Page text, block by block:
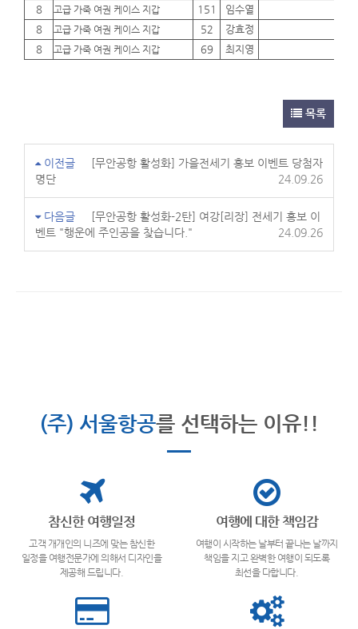
8
고급 가죽 여권 케이스 지갑 151 임수열
8
고급 가죽 여권 케이스 지갑 52 강효정
8
고급 가죽 여권 케이스 지갑 69 최지영
목록
이전글
[무안공항 활성화] 가을전세기 홍보 이벤트 당첨자
명단
24.09.26
다음글
[무안공항 활성화-2탄] 여강[리장] 전세기 홍보 이
벤트 "행운에 주인공을 찾습니다."
24.09.26
(주) 서울항공를 선택하는 이유!!
참신한 여행일정
고객 개개인의 니즈에 맞는 참신한
일정을 여행전문가에 의해서 디자인을
제공해 드립니다.
여행에 대한 책임감
여행이 시작하는 날부터 끝나는 날까지
책임을 지고 완벽한 여행이 되도록
최선을 다합니다.